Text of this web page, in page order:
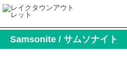
Samsonite / サムソナイト